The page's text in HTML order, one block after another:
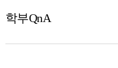
학부QnA